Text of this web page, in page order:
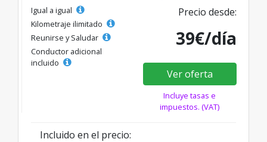
Igual a igual
Kilometraje ilimitado
Reunirse y Saludar
Conductor adicional
incluido
Precio desde:
39€/día
Ver oferta
Incluye tasas e
impuestos. (VAT)
Incluido en el precio: